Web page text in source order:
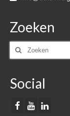
Zoeken
Zoeken
naar:
Social